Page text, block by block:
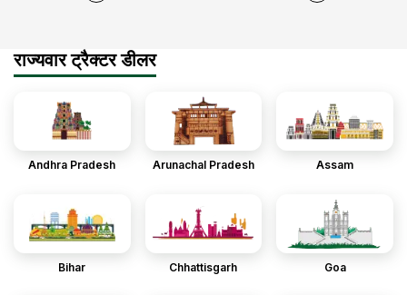
राज्यवार ट्रैक्टर डीलर
Andhra Pradesh Arunachal Pradesh Assam
Bihar Chhattisgarh Goa